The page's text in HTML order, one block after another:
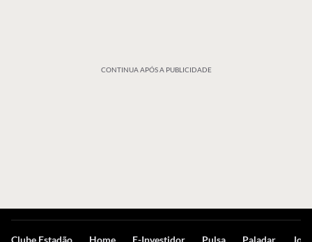
CONTINUA APÓS A PUBLICIDADE
Clube Estadão Home E-Investidor Pulsa Paladar